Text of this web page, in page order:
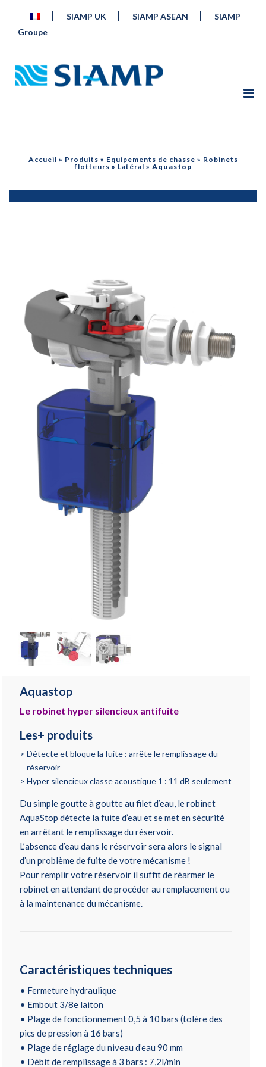
SIAMP UK SIAMP ASEAN
SIAMP
Groupe
Accueil » Produits » Equipements de chasse » Robinets
flotteurs » Latéral » Aquastop
Aquastop
Le robinet hyper silencieux antifuite
Les+ produits
Détecte et bloque la fuite : arrête le remplissage du
réservoir
Hyper silencieux classe acoustique 1 : 11 dB seulement
Du simple goutte à goutte au filet d’eau, le robinet
AquaStop détecte la fuite d’eau et se met en sécurité
en arrêtant le remplissage du réservoir.
L’absence d’eau dans le réservoir sera alors le signal
d’un problème de fuite de votre mécanisme !
Pour remplir votre réservoir il suffit de réarmer le
robinet en attendant de procéder au remplacement ou
à la maintenance du mécanisme.
Caractéristiques techniques
• Fermeture hydraulique
• Embout 3/8e laiton
• Plage de fonctionnement 0,5 à 10 bars (tolère des
pics de pression à 16 bars)
• Plage de réglage du niveau d’eau 90 mm
• Débit de remplissage à 3 bars : 7,2l/min